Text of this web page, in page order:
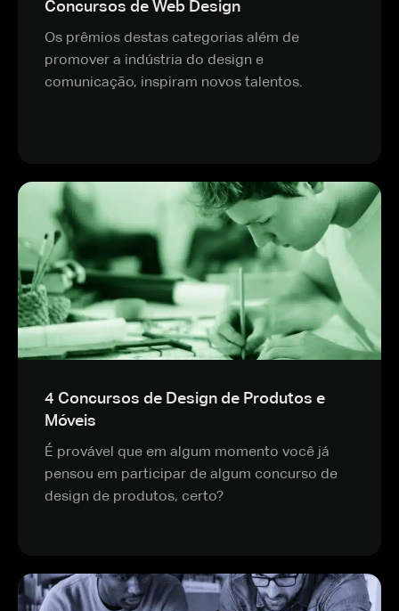
Concursos de Web Design
Os prêmios destas categorias além de
promover a indústria do design e
comunicação, inspiram novos talentos.
4 Concursos de Design de Produtos e
Móveis
É provável que em algum momento você já
pensou em participar de algum concurso de
design de produtos, certo?